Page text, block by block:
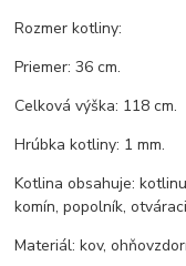
Rozmer kotliny:
Priemer: 36 cm.
Celková výška: 118 cm.
Hrúbka kotliny: 1 mm.
Kotlina obsahuje:
komín, popolník,
Materiál: kov,